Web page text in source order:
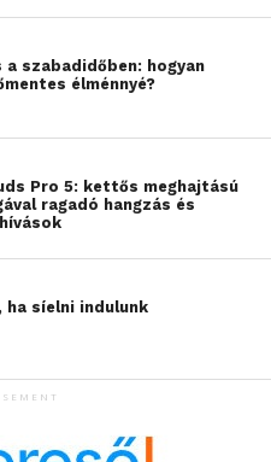
statisztikákat
vitatkoznak a
egy másik
okostelefonjukon.
a szabadidőben: hogyan
élménnyé?
Pro 5: kettős meghajtású
ragadó hangzás és
ha síelni indulunk